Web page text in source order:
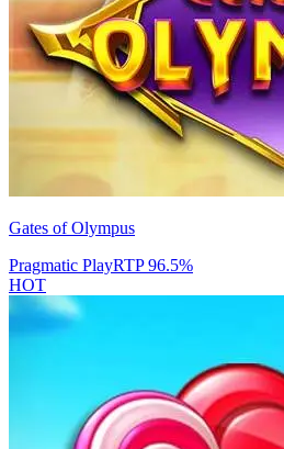
Gates of Olympus
Pragmatic PlayRTP96.5%
HOT